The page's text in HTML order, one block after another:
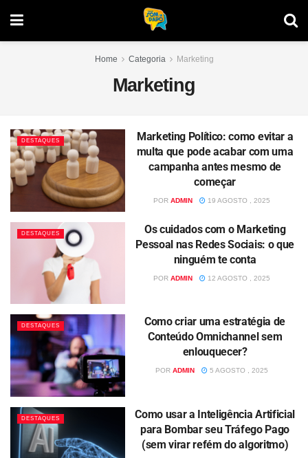
Home Categoria Marketing
Marketing
DESTAQUES
Marketing Político: como evitar a
multa que pode acabar com uma
campanha antes mesmo de
começar
POR ADMIN 19 AGOSTO , 2025
DESTAQUES
Os cuidados com o Marketing
Pessoal nas Redes Sociais: o que
ninguém te conta
POR ADMIN 12 AGOSTO , 2025
DESTAQUES
Como criar uma estratégia de
Conteúdo Omnichannel sem
enlouquecer?
POR ADMIN 5 AGOSTO , 2025
DESTAQUES
Como usar a Inteligência Artificial
para Bombar seu Tráfego Pago
(sem virar refém do algoritmo)